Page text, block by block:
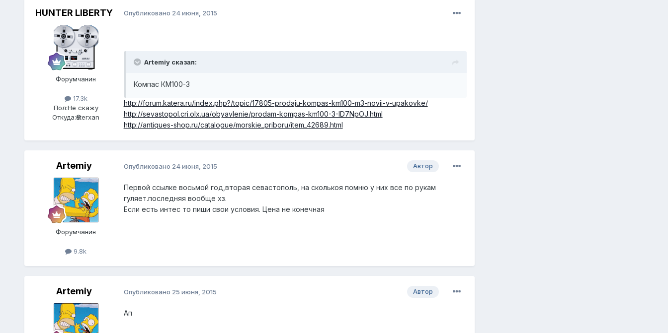
HUNTER LIBERTY
Форумчанин
17.3k
Пол:Не скажу
Откуда:Әsterxan
Опубликовано 24 июня, 2015
Artemiy сказал:
Компас КМ100-3
http://forum.katera.ru/index.php?/topic/17805-prodaju-kompas-km100-m3-novii-v-upakovke/
http://sevastopol.cri.olx.ua/obyavlenie/prodam-kompas-km100-3-ID7NpOJ.html
http://antiques-shop.ru/catalogue/morskie_priboru/item_42689.html
Artemiy
Форумчанин
9.8k
Автор
Опубликовано 24 июня, 2015
Первой ссылке восьмой год,вторая севастополь, на сколькоя помню у них все по рукам
гуляет.последняя вообще хз.
Если есть интес то пиши свои условия. Цена не конечная
Artemiy Автор
Опубликовано 25 июня, 2015
Ап